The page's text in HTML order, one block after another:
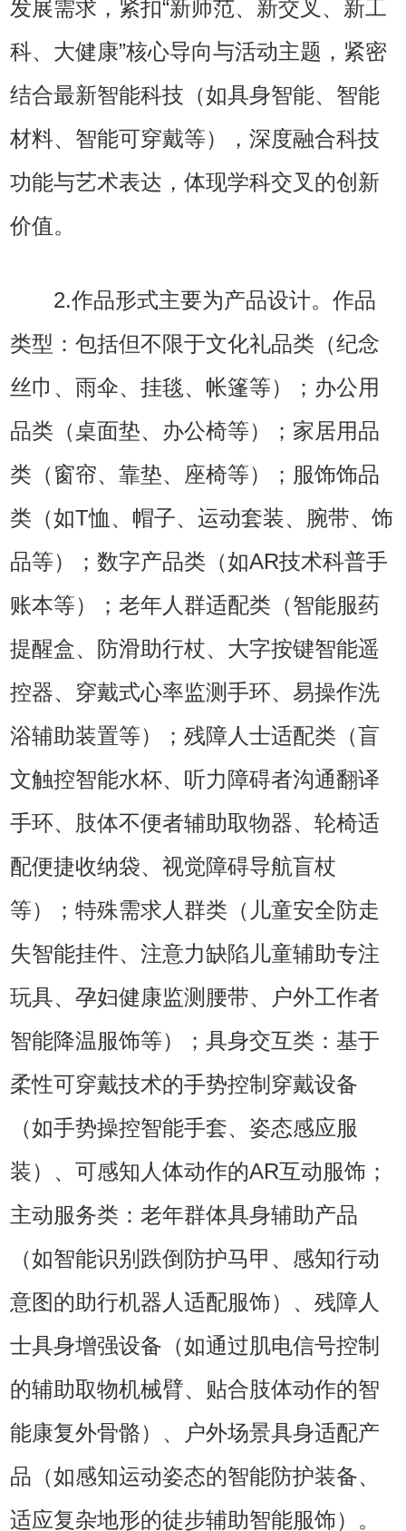
发展需求，紧扣“新师范、新交叉、新工
科、大健康”核心导向与活动主题，紧密
结合最新智能科技（如具身智能、智能
材料、智能可穿戴等），深度融合科技
功能与艺术表达，体现学科交叉的创新
价值。
2.作品形式主要为产品设计。作品
类型：包括但不限于文化礼品类（纪念
丝巾、雨伞、挂毯、帐篷等）；办公用
品类（桌面垫、办公椅等）；家居用品
类（窗帘、靠垫、座椅等）；服饰饰品
类（如T恤、帽子、运动套装、腕带、饰
品等）；数字产品类（如AR技术科普手
账本等）；老年人群适配类（智能服药
提醒盒、防滑助行杖、大字按键智能遥
控器、穿戴式心率监测手环、易操作洗
浴辅助装置等）；残障人士适配类（盲
文触控智能水杯、听力障碍者沟通翻译
手环、肢体不便者辅助取物器、轮椅适
配便捷收纳袋、视觉障碍导航盲杖
等）；特殊需求人群类（儿童安全防走
失智能挂件、注意力缺陷儿童辅助专注
玩具、孕妇健康监测腰带、户外工作者
智能降温服饰等）；具身交互类：基于
柔性可穿戴技术的手势控制穿戴设备
（如手势操控智能手套、姿态感应服
装）、可感知人体动作的AR互动服饰；
主动服务类：老年群体具身辅助产品
（如智能识别跌倒防护马甲、感知行动
意图的助行机器人适配服饰）、残障人
士具身增强设备（如通过肌电信号控制
的辅助取物机械臂、贴合肢体动作的智
能康复外骨骼）、户外场景具身适配产
品（如感知运动姿态的智能防护装备、
适应复杂地形的徒步辅助智能服饰）。